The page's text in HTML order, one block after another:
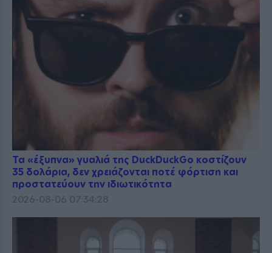
Τα «έξυπνα» γυαλιά της DuckDuckGo κοστίζουν
35 δολάρια, δεν χρειάζονται ποτέ φόρτιση και
προστατεύουν την ιδιωτικότητα
2026-08-06 07:34:28